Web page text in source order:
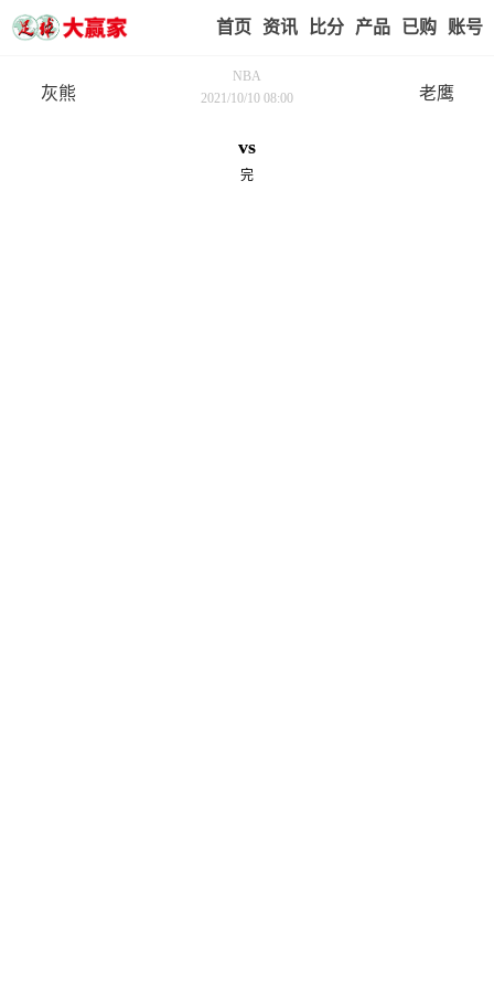
首页 赢家视点赛事比分实战版入口
我的
NBA
2021/10/10 08:00
vs
完
灰熊 老鹰